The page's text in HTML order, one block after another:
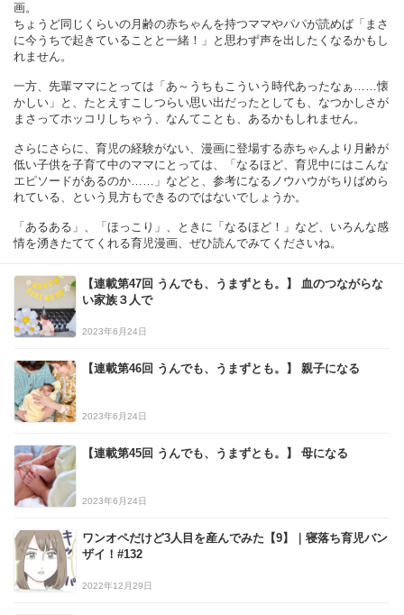
画。
ちょうど同じくらいの月齢の赤ちゃんを持つママやパパが読めば「まさ
に今うちで起きていることと一緒！」と思わず声を出したくなるかもし
れません。
一方、先輩ママにとっては「あ～うちもこういう時代あったなぁ……懐
かしい」と、たとえすこしつらい思い出だったとしても、なつかしさが
まさってホッコリしちゃう、なんてことも、あるかもしれません。
さらにさらに、育児の経験がない、漫画に登場する赤ちゃんより月齢が
低い子供を子育て中のママにとっては、「なるほど、育児中にはこんな
エピソードがあるのか……」などと、参考になるノウハウがちりばめら
れている、という見方もできるのではないでしょうか。
「あるある」、「ほっこり」、ときに「なるほど！」など、いろんな感
情を湧きたててくれる育児漫画、ぜひ読んでみてくださいね。
【連載第47回 うんでも、うまずとも。】 血のつながらな
い家族３人で
2023年6月24日
【連載第46回 うんでも、うまずとも。】 親子になる
2023年6月24日
【連載第45回 うんでも、うまずとも。】 母になる
2023年6月24日
ワンオペだけど3人目を産んでみた【9】｜寝落ち育児バン
ザイ！#132
2022年12月29日